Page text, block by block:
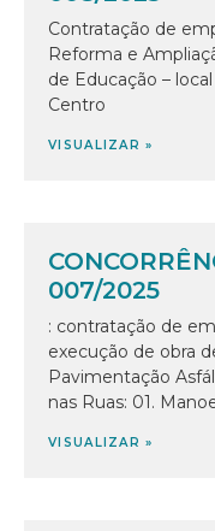
Contratação de
Reforma e
de Educação –
Centro
VISUALIZAR »
007/2025
: contratação de
execução de obra
Pavimentação
nas Ruas: 01.
VISUALIZAR »